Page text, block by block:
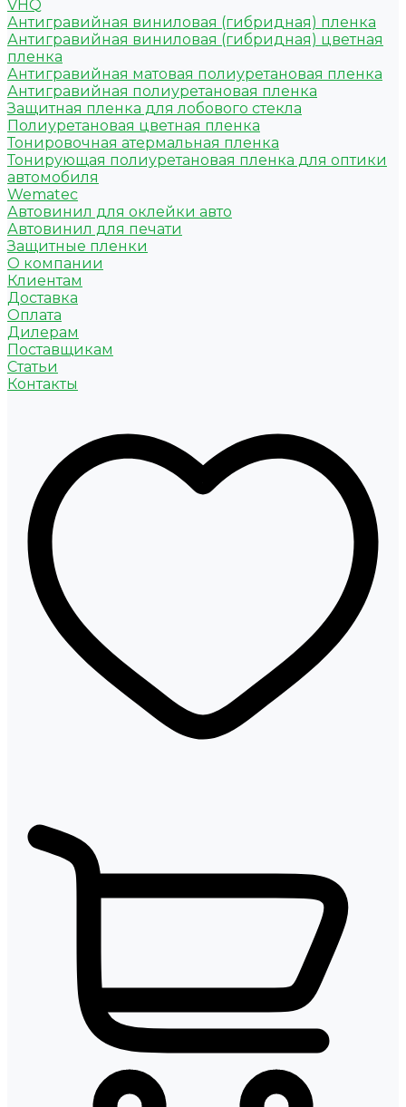
VHQ
Антигравийная виниловая (гибридная) пленка
Антигравийная виниловая (гибридная) цветная
пленка
Антигравийная матовая полиуретановая пленка
Антигравийная полиуретановая пленка
Защитная пленка для лобового стекла
Полиуретановая цветная пленка
Тонировочная атермальная пленка
Тонирующая полиуретановая пленка для оптики
автомобиля
Wematec
Автовинил для оклейки авто
Автовинил для печати
Защитные пленки
О компании
Клиентам
Доставка
Оплата
Дилерам
Поставщикам
Статьи
Контакты